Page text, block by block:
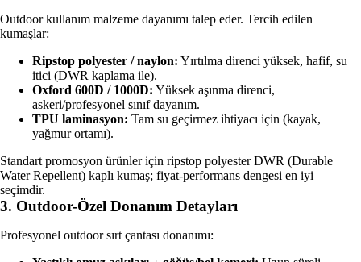
Outdoor kullanım malzeme dayanımı talep eder. Tercih edilen
kumaşlar:
Ripstop polyester / naylon: Yırtılma direnci yüksek, hafif, su
itici (DWR kaplama ile).
Oxford 600D / 1000D: Yüksek aşınma direnci,
askeri/profesyonel sınıf dayanım.
TPU laminasyon: Tam su geçirmez ihtiyacı için (kayak,
yağmur ortamı).
Standart promosyon ürünler için ripstop polyester DWR (Durable
Water Repellent) kaplı kumaş; fiyat-performans dengesi en iyi
seçimdir.
3. Outdoor-Özel Donanım Detayları
Profesyonel outdoor sırt çantası donanımı: